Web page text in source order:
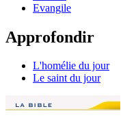
Evangile
Approfondir
L'homélie du jour
Le saint du jour